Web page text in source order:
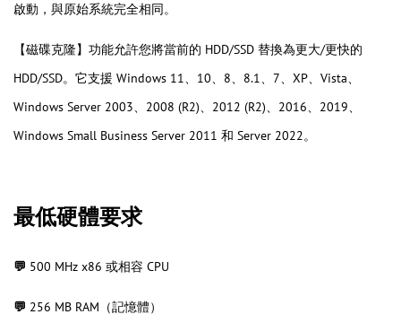
啟動，與原始系統完全相同。
【磁碟克隆】功能允許您將當前的 HDD/SSD 替換為更大/更快的
HDD/SSD。它支援 Windows 11、10、8、8.1、7、XP、Vista、
Windows Server 2003、2008 (R2)、2012 (R2)、2016、2019、
Windows Small Business Server 2011 和 Server 2022。
最低硬體要求
💬 500 MHz x86 或相容 CPU
💬 256 MB RAM（記憶體）